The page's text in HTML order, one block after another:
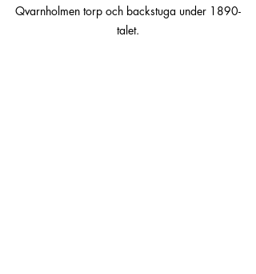
Qvarnholmen torp och backstuga under 1890-
talet.